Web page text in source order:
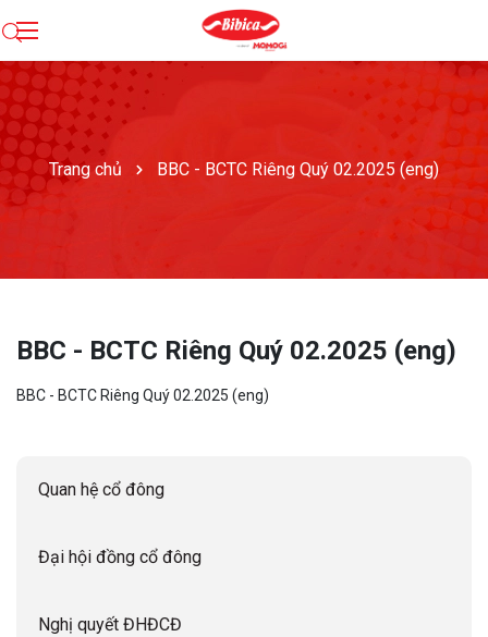
Trang chủ BBC - BCTC Riêng Quý 02.2025 (eng)
Quan hệ cổ đông
Đại hội đồng cổ đông
Nghị quyết ĐHĐCĐ
BBC - BCTC Riêng Quý 02.2025 (eng)
BBC - BCTC Riêng Quý 02.2025 (eng)